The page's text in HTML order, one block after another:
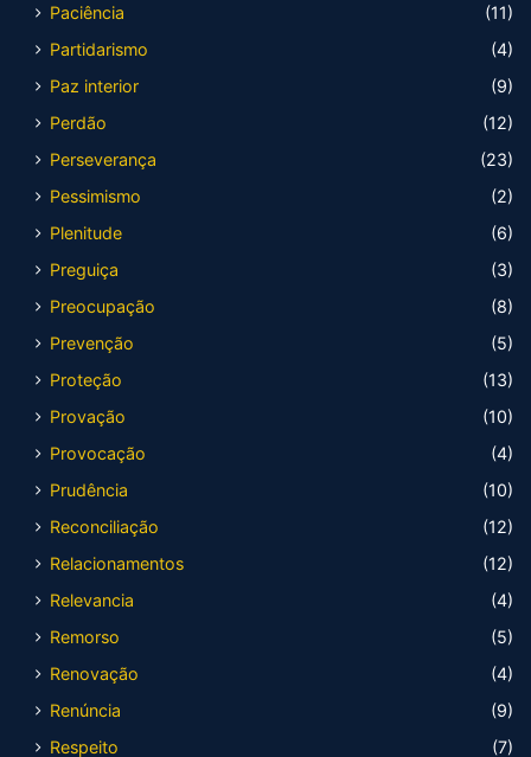
Paciência
(11)
Partidarismo
(4)
Paz interior
(9)
Perdão
(12)
Perseverança
(23)
Pessimismo
(2)
Plenitude
(6)
Preguiça
(3)
Preocupação
(8)
Prevenção
(5)
Proteção
(13)
Provação
(10)
Provocação
(4)
Prudência
(10)
Reconciliação
(12)
Relacionamentos
(12)
Relevancia
(4)
Remorso
(5)
Renovação
(4)
Renúncia
(9)
Respeito
(7)